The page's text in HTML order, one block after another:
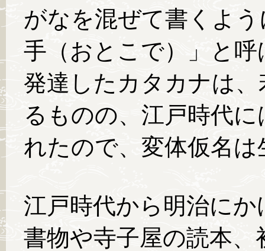
がなを混ぜて書くよ
手（おとこで）」と
発達したカタカナは
るものの、江戸時代
れたので、変体仮名
江戸時代から明治に
書物や寺子屋の読本